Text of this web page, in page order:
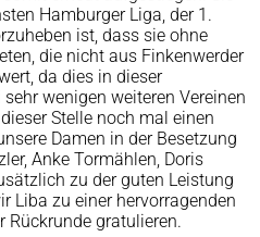
Hamburger Liga, der 1.
ist, dass sie ohne
die nicht aus Finkenwerder
da dies in dieser
wenigen weiteren Vereinen
Stelle noch mal einen
Damen in der Besetzung
Anke Tormählen, Doris
zu der guten Leistung
Liba zu einer hervorragenden
Rückrunde gratulieren.